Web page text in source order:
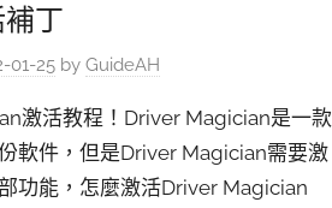
丁
01-25 by GuideAH
激活教程！Driver Magician是一款
軟件，但是Driver Magician需要激
功能，怎麼激活Driver Magician